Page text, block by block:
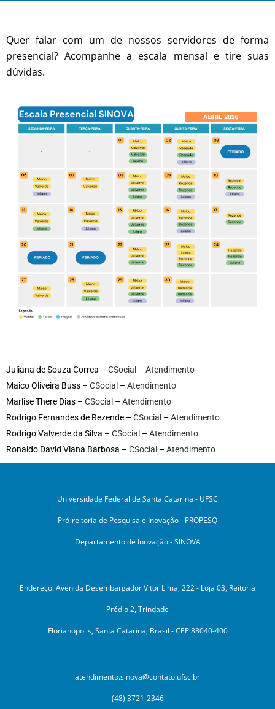
Quer falar com um de nossos servidores de forma
presencial? Acompanhe a escala mensal e tire suas
dúvidas.
Juliana de Souza Correa – CSocial – Atendimento
Maico Oliveira Buss – CSocial – Atendimento
Marlise There Dias – CSocial – Atendimento
Rodrigo Fernandes de Rezende – CSocial – Atendimento
Rodrigo Valverde da Silva – CSocial – Atendimento
Ronaldo David Viana Barbosa – CSocial – Atendimento
Universidade Federal de Santa Catarina - UFSC
Pró-reitoria de Pesquisa e Inovação - PROPESQ
Departamento de Inovação - SINOVA
Endereço: Avenida Desembargador Vitor Lima, 222 - Loja 03, Reitoria
Prédio 2, Trindade
Florianópolis, Santa Catarina, Brasil - CEP 88040-400
atendimento.sinova@contato.ufsc.br
(48) 3721-2346